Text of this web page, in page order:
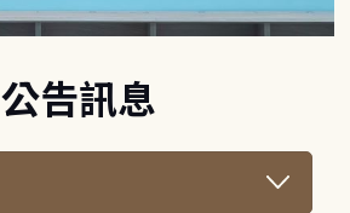
公告訊息